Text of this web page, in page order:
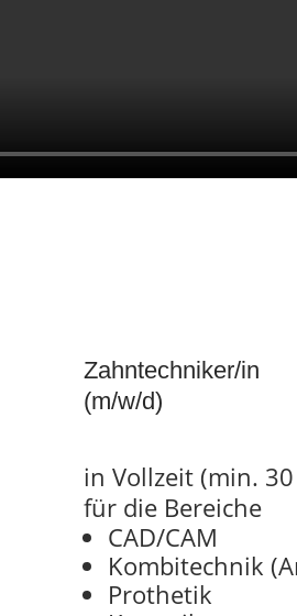
Zahntechniker/in
(m/w/d)
in Vollzeit (min.
für die Bereiche
CAD/CAM
Kombitechnik
Prothetik